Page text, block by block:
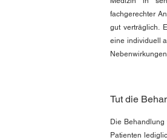
fachgerechter
gut verträglich.
eine individuell
Tut die
Die
Patienten